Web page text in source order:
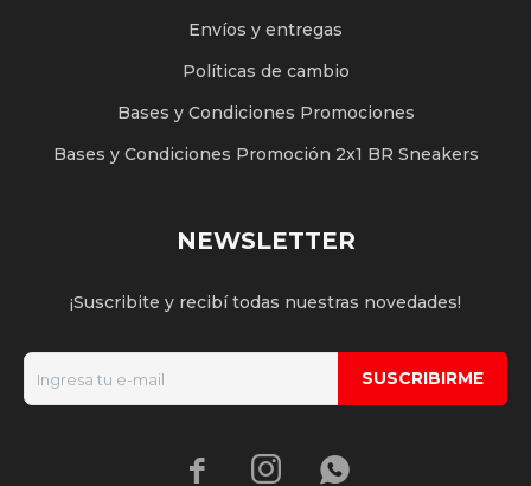
Envíos y entregas
Políticas de cambio
Bases y Condiciones Promociones
Bases y Condiciones Promoción 2x1 BR Sneakers
NEWSLETTER
¡Suscribite y recibí todas nuestras novedades!
SUSCRIBIRME
  